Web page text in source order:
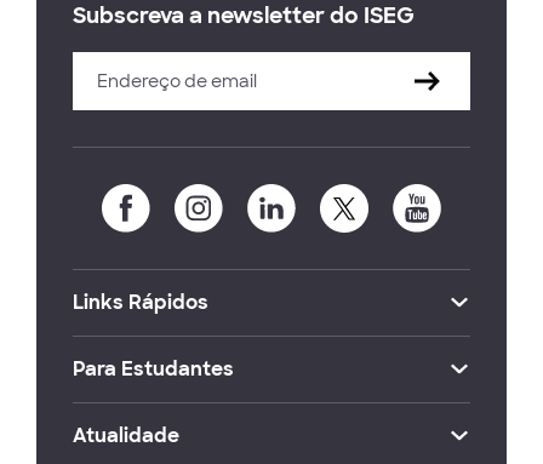
Subscreva a newsletter do ISEG
Links Rápidos
Para Estudantes
Atualidade